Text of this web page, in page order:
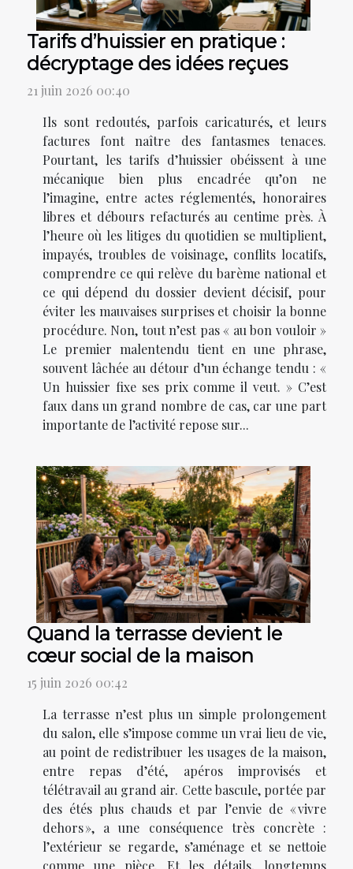
Tarifs d’huissier en pratique :
décryptage des idées reçues
21 juin 2026 00:40
Ils sont redoutés, parfois caricaturés, et leurs
factures font naître des fantasmes tenaces.
Pourtant, les tarifs d’huissier obéissent à une
mécanique bien plus encadrée qu’on ne
l’imagine, entre actes réglementés, honoraires
libres et débours refacturés au centime près. À
l’heure où les litiges du quotidien se multiplient,
impayés, troubles de voisinage, conflits locatifs,
comprendre ce qui relève du barème national et
ce qui dépend du dossier devient décisif, pour
éviter les mauvaises surprises et choisir la bonne
procédure. Non, tout n’est pas « au bon vouloir »
Le premier malentendu tient en une phrase,
souvent lâchée au détour d’un échange tendu : «
Un huissier fixe ses prix comme il veut. » C’est
faux dans un grand nombre de cas, car une part
importante de l’activité repose sur...
Quand la terrasse devient le
cœur social de la maison
15 juin 2026 00:42
La terrasse n’est plus un simple prolongement
du salon, elle s’impose comme un vrai lieu de vie,
au point de redistribuer les usages de la maison,
entre repas d’été, apéros improvisés et
télétravail au grand air. Cette bascule, portée par
des étés plus chauds et par l’envie de « vivre
dehors », a une conséquence très concrète :
l’extérieur se regarde, s’aménage et se nettoie
comme une pièce. Et les détails, longtemps